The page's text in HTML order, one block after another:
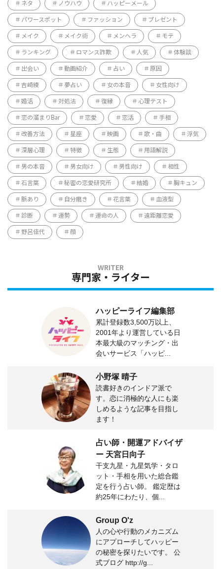
ネタ ノウハウ ハッピーメール
パワースポット ファッション プレゼント
メイク メイク術 メンヘラ モテ
ランキング ロマンス詐欺 人気 体験談
出会い 動画紹介 占い 原因
吉崎綾 夢占い 女の本音 女性向け
婚活 対処法 復縁 心理テスト
恋の溜まりBar 恋愛 恋活 手相
改善方法 星座 映画 歌・曲 浮気
深層心理 特徴 生態 用語解説
男の本音 男女向け 男性向け 相性
石言葉 秘密の恋愛研究所 結婚 胸キュン
脈あり 自分磨き 花言葉 血液型
診断 運勢 運命の人 遠距離恋愛
野呂佳代 顔
専門家・ライター
ハッピーライフ編集部
累計登録数3,500万以上、
2001年より運営している日
本最大級のマッチング・出
会いサービス「ハッピ...
小野塚 晴子
読書好きのインドア派で
す。恋に消極的な人にも楽
しめるような記事を目指し
ます！
占い師・開運アドバイザ
ー 天宮日向子
干支九星・九星気学・タロ
ット・手相を用いた総合鑑
定を行う占い師。 鑑定歴は
約25年にわたり、個...
Group O'z
人の心や行動のメカニズム
にアプローチしてハッピー
の秘密を探りたいです。 公
式ブログ http://g...